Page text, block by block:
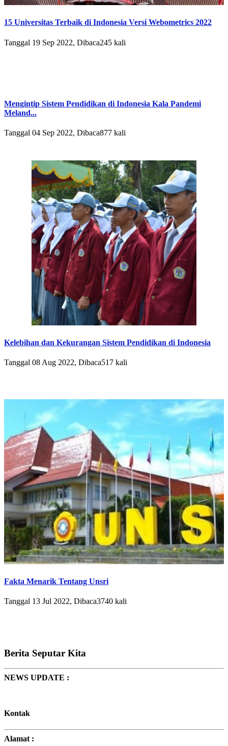
15 Universitas Terbaik di Indonesia Versi Webometrics 2022
Tanggal 19 Sep 2022, Dibaca245 kali
Mengintip Sistem Pendidikan di Indonesia Kala Pandemi
Meland...
Tanggal 04 Sep 2022, Dibaca877 kali
Kelebihan dan Kekurangan Sistem Pendidikan di Indonesia
Tanggal 08 Aug 2022, Dibaca517 kali
Fakta Menarik Tentang Unsri
Tanggal 13 Jul 2022, Dibaca3740 kali
Berita Seputar Kita
NEWS UPDATE :
Kontak
Alamat :